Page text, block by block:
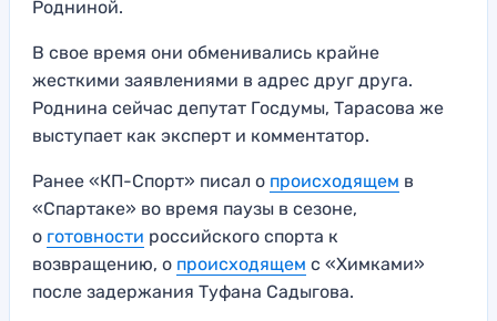
Родниной.
В свое время они обменивались крайне
жесткими заявлениями в адрес друг друга.
Роднина сейчас депутат Госдумы, Тарасова же
выступает как эксперт и комментатор.
Ранее «КП-Спорт» писал о происходящем в
«Спартаке» во время паузы в сезоне,
о готовности российского спорта к
возвращению, о происходящем с «Химками»
после задержания Туфана Садыгова.